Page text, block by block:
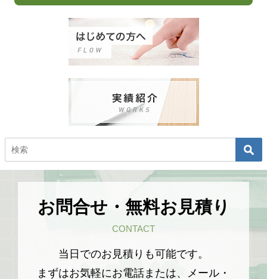
お問合せ・無料お見積り
CONTACT
当日でのお見積りも可能です。
まずはお気軽にお電話または、メール・